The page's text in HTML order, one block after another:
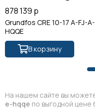
878 139 р
Grundfos CRE 10-17 A-FJ-
HQQE
В корзину
На нашем сайте вы
e-hqqe по выгодной цене